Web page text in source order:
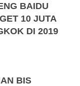
BAIDU
10 JUTA
DI 2019
BIS